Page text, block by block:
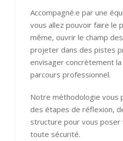
Accompagné.e par une
vous allez pouvoir faire le
même, ouvrir le champ
projeter dans des pistes
envisager concrètement
parcours professionnel.
Notre méthodologie vous
des étapes de réflexion,
structure pour vous poser
toute sécurité.